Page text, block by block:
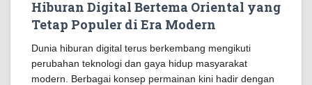
Hiburan Digital Bertema Oriental yang
Tetap Populer di Era Modern
Dunia hiburan digital terus berkembang mengikuti
perubahan teknologi dan gaya hidup masyarakat
modern. Berbagai konsep permainan kini hadir dengan